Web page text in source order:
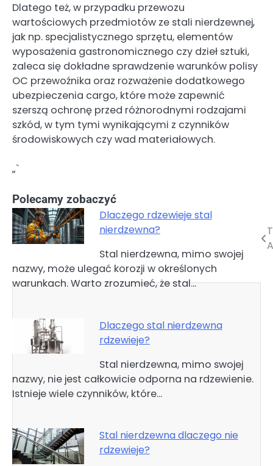
Dlatego też, w przypadku przewozu
wartościowych przedmiotów ze stali nierdzewnej,
jak np. specjalistycznego sprzętu, elementów
wyposażenia gastronomicznego czy dzieł sztuki,
zaleca się dokładne sprawdzenie warunków polisy
OC przewoźnika oraz rozważenie dodatkowego
ubezpieczenia cargo, które może zapewnić
szerszą ochronę przed różnorodnymi rodzajami
szkód, w tym tymi wynikającymi z czynników
środowiskowych czy wad materiałowych.
„`
Polecamy zobaczyć
Dlaczego rdzewieje stal
nierdzewna?
Stal nierdzewna, mimo swojej
nazwy, może ulegać korozji w określonych
warunkach. Warto zrozumieć, że stal…
Dlaczego stal nierdzewna
rdzewieje?
Stal nierdzewna, mimo swojej
nazwy, nie jest całkowicie odporna na rdzewienie.
Istnieje wiele czynników, które…
Stal nierdzewna dlaczego nie
rdzewieje?
Nawigacja